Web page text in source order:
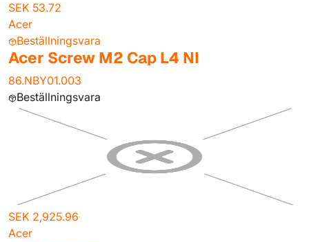
SEK 53.72
Acer
Beställningsvara
Acer Screw M2 Cap L4 NI
86.NBY01.003
Beställningsvara
SEK 2,925.96
Acer